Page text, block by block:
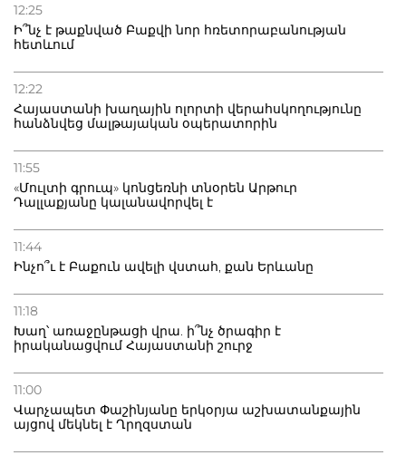
12:25
Ի՞նչ է թաքնված Բաքվի նոր հռետորաբանության
հետևում
12:22
Հայաստանի խաղային ոլորտի վերահսկողությունը
հանձնվեց մալթայական օպերատորին
11:55
«Մուլտի գրուպ» կոնցեռնի տնօրեն Արթուր
Դալլաքյանը կալանավորվել է
11:44
Ինչո՞ւ է Բաքուն ավելի վստահ, քան Երևանը
11:18
Խաղ՝ առաջընթացի վրա. ի՞նչ ծրագիր է
իրականացվում Հայաստանի շուրջ
11:00
Վարչապետ Փաշինյանը երկօրյա աշխատանքային
այցով մեկնել է Ղրղզստան